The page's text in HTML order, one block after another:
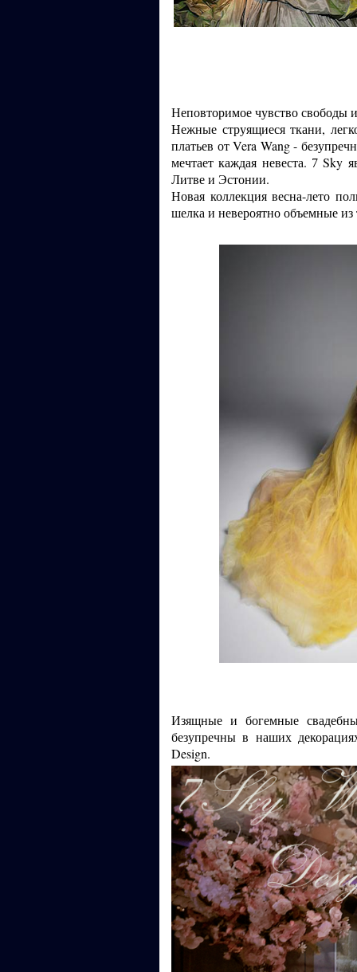
Неповторимое чувство свободы
Нежные струящиеся ткани,
платьев от Vera Wang -
мечтает каждая невеста. 7 Sky
Литве и Эстонии.
Новая коллекция весна-лето
шелка и невероятно объемные
Изящные и богемные
безупречны в наших
Design.